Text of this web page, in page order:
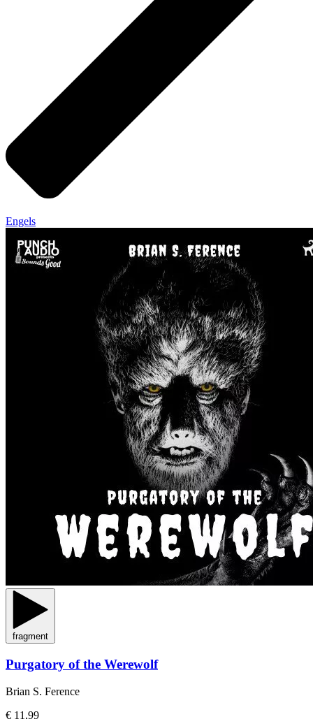
Engels
fragment
Purgatory of the Werewolf
Brian S. Ference
€ 11,99